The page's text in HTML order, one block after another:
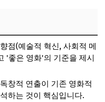
점(예술적 혁신, 사회적 메
'좋은 영화'의 기준을 제시
창적 연출이 기존 영화적
하는 것이 핵심입니다.